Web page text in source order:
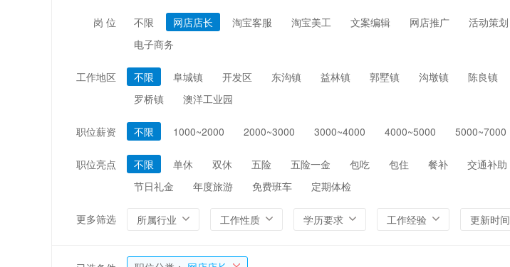
岗 位 不限 网店店长 淘宝客服 淘宝美工 文案编辑 网店推广 活动策划
电子商务
工作地区 不限 阜城镇 开发区 东沟镇 益林镇 郭墅镇 沟墩镇 陈良镇
罗桥镇
澳洋工业园
职位薪资 不限 1000~2000 2000~3000 3000~4000 4000~5000 5000~7000
职位亮点 不限 单休 双休 五险 五险一金 包吃 包住 餐补 交通补助
节日礼金
年度旅游 免费班车 定期体检
更多筛选 所属行业 工作性质 学历要求 工作经验 更新时间